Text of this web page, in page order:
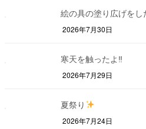
絵の具の塗り広げをし
2026年7月30日
寒天を触ったよ‼
2026年7月29日
夏祭り
2026年7月24日